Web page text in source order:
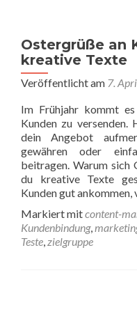
Ostergrüße an
kreative Texte
Veröffentlicht am 7.
Im Frühjahr kommt
Kunden zu
dein Angebot
gewähren oder
beitragen. Warum sich
du kreative Texte
Kunden gut
Markiert mitcontent-
Kundenbindung,
Teste,zielgruppe